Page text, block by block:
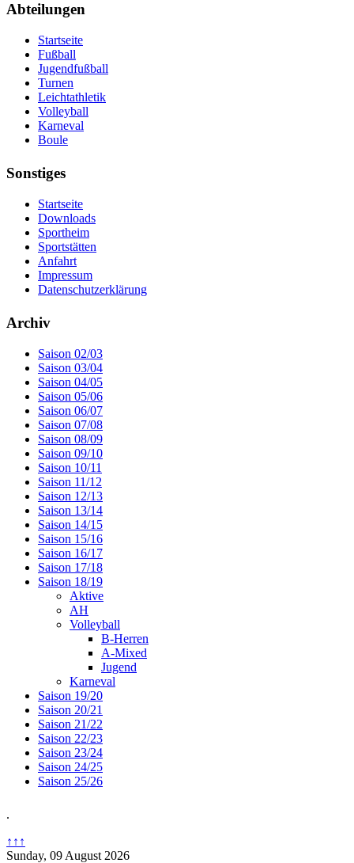
Abteilungen
Startseite
Fußball
Jugendfußball
Turnen
Leichtathletik
Volleyball
Karneval
Boule
Sonstiges
Startseite
Downloads
Sportheim
Sportstätten
Anfahrt
Impressum
Datenschutzerklärung
Archiv
Saison 02/03
Saison 03/04
Saison 04/05
Saison 05/06
Saison 06/07
Saison 07/08
Saison 08/09
Saison 09/10
Saison 10/11
Saison 11/12
Saison 12/13
Saison 13/14
Saison 14/15
Saison 15/16
Saison 16/17
Saison 17/18
Saison 18/19
Aktive
AH
Volleyball
B-Herren
A-Mixed
Jugend
Karneval
Saison 19/20
Saison 20/21
Saison 21/22
Saison 22/23
Saison 23/24
Saison 24/25
Saison 25/26
.
↑↑↑
Sunday, 09 August 2026